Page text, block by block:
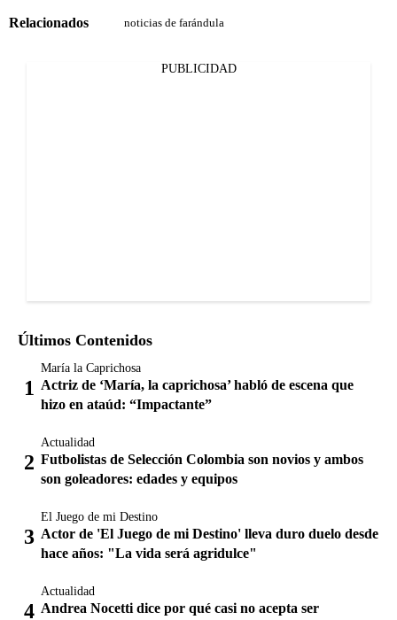
Relacionados noticias de farándula
PUBLICIDAD
Últimos Contenidos
María la Caprichosa
Actriz de ‘María, la caprichosa’ habló de escena que
hizo en ataúd: “Impactante”
Actualidad
Futbolistas de Selección Colombia son novios y ambos
son goleadores: edades y equipos
El Juego de mi Destino
Actor de 'El Juego de mi Destino' lleva duro duelo desde
hace años: "La vida será agridulce"
Actualidad
Andrea Nocetti dice por qué casi no acepta ser